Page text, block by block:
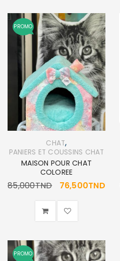
PROMO
CHAT,
PANIERS ET COUSSINS CHAT
MAISON POUR CHAT
COLOREE
85,000TND 76,500TND
PROMO